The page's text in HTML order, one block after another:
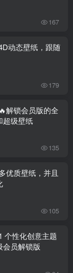
167
动态壁纸，跟随
179
解锁会员版的全
超级壁纸
135
优质壁纸，并且
105
个性化创意主题
会员解锁版